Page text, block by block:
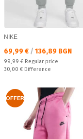
NIKE
Текуща цена:
69,99 € / 136,89 BGN
Regular price:
99,99 € Regular price
Спестявате:
30,00 € Difference
OFFER